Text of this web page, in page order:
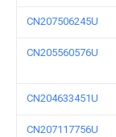
CN207506245U
CN205560576U
CN204633451U
CN207117756U